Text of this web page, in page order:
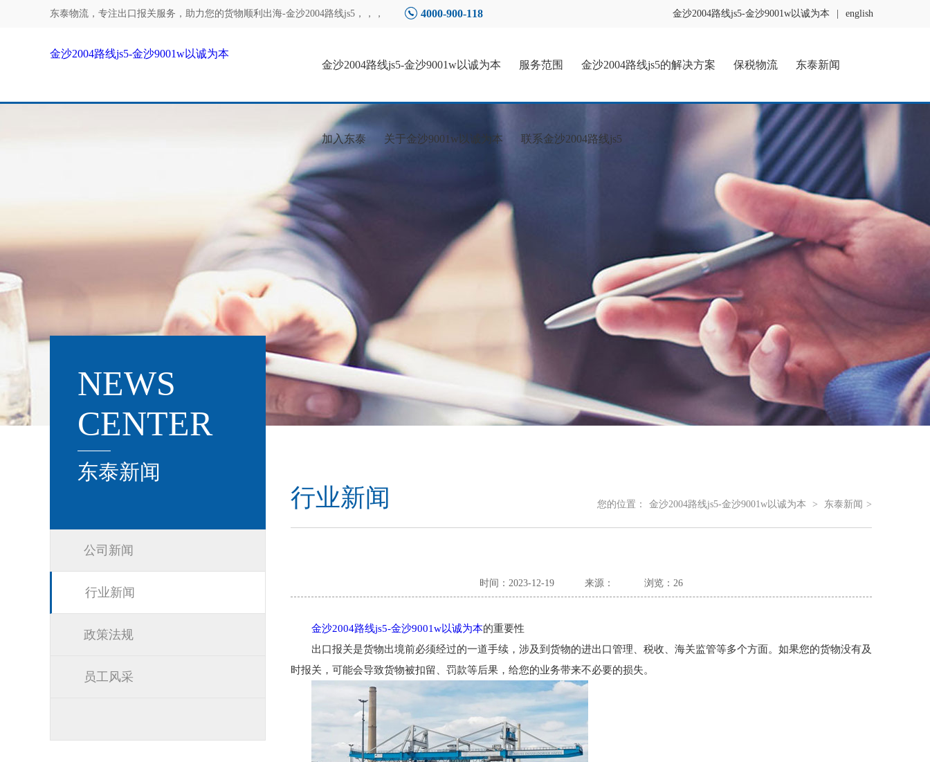
东泰物流，专注出口报关服务，助力您的货物顺利出海-金沙2004路线js5 ，，， 4000-900-118 金沙2004路线js5-金沙9001w以诚为本 english
金沙2004路线js5-金沙9001w以诚为本
金沙2004路线js5-金沙9001w以诚为本
服务范围 金沙2004路线js5的解决方案 保税物流 东泰新闻
加入东泰 关于金沙9001w以诚为本 联系金沙2004路线js5
NEWS
CENTER
东泰新闻
公司新闻
行业新闻
政策法规
员工风采
行业新闻 您的位置： 金沙2004路线js5-金沙9001w以诚为本 > 东泰新闻 >
时间：2023-12-19 来源： 浏览：26
金沙2004路线js5-金沙9001w以诚为本的重要性
出口报关是货物出境前必须经过的一道手续，涉及到货物的进出口管理、税收、海关监管等多个方面。如果您的货物没有及
时报关，可能会导致货物被扣留、罚款等后果，给您的业务带来不必要的损失。